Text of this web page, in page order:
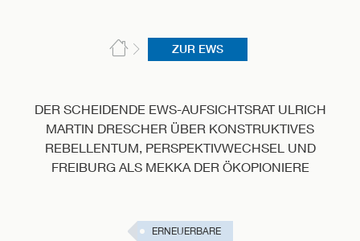
ZUR EWS
DER SCHEIDENDE EWS-AUFSICHTSRAT ULRICH
MARTIN DRESCHER ÜBER KONSTRUKTIVES
REBELLENTUM, PERSPEKTIVWECHSEL UND
FREIBURG ALS MEKKA DER ÖKOPIONIERE
ERNEUERBARE